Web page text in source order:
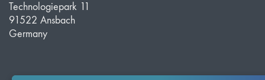
Technologiepark 11
91522 Ansbach
Germany